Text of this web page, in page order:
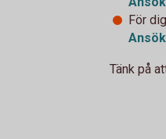
För
Tänk på